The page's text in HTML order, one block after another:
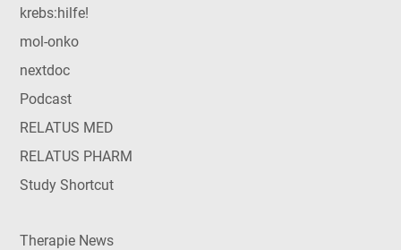
krebs:hilfe!
mol-onko
nextdoc
Podcast
RELATUS MED
RELATUS PHARM
Study Shortcut
Therapie News